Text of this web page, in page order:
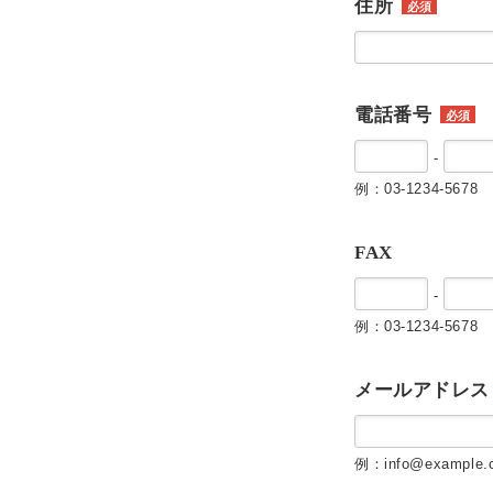
住所 必須
電話番号 必須
-
例：03-1234-5678
FAX
-
例：03-1234-5678
メールアドレス
例：